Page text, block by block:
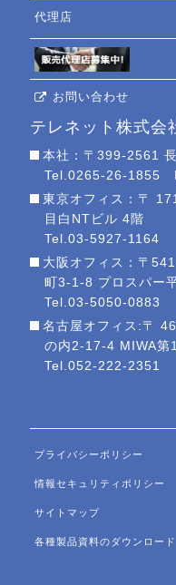
代理店
お問い合わせ
テレネット株式会
本社：〒399-2561
Tel.0265-26-1855
東京オフィス：〒
目白NTビル 4階
Tel.03-5927-1164
大阪オフィス：〒
町3-1-8 プロスパー
Tel.03-5050-0883
名古屋オフィス:〒
の内2-17-4 MIWA第
Tel.052-222-2351
プライバシーポリシー
情報セキュリティポリシー
サイトマップ
各種製品資料のダウンロード